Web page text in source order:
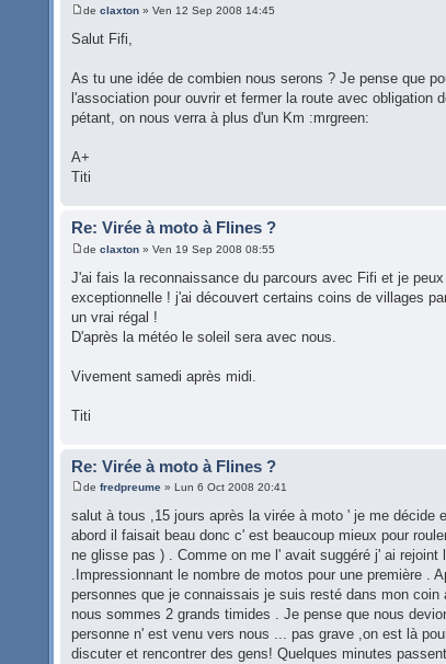
de claxton » Ven 12 Sep 2008 14:45
Salut Fifi,
As tu une idée de combien nous serons ? Je pense que
l'association pour ouvrir et fermer la route avec obligation
pétant, on nous verra à plus d'un Km :mrgreen:
A+
Titi
Re: Virée à moto à Flines ?
de claxton » Ven 19 Sep 2008 08:55
J'ai fais la reconnaissance du parcours avec Fifi et je
exceptionnelle ! j'ai découvert certains coins de villages
un vrai régal !
D'après la météo le soleil sera avec nous.
Vivement samedi après midi.
Titi
Re: Virée à moto à Flines ?
de fredpreume » Lun 6 Oct 2008 20:41
salut à tous ,15 jours après la virée à moto ' je me décide
abord il faisait beau donc c' est beaucoup mieux pour
ne glisse pas ) . Comme on me l' avait suggéré j' ai rejoint
.Impressionnant le nombre de motos pour une première .
personnes que je connaissais je suis resté dans mon
nous sommes 2 grands timides . Je pense que nous
personne n' est venu vers nous ... pas grave ,on est là
discuter et rencontrer des gens! Quelques minutes